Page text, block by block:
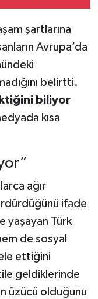
Tamamı
şartlarına
Avrupa’da
belirtti.
biliyor
kısa
ağır
ifade
yaşayan Türk
de sosyal
ettiğini
geldiklerinde
üzücü olduğunu